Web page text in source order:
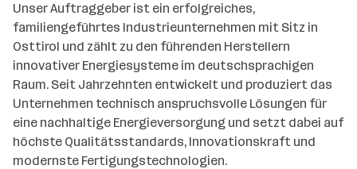
l
e
r
e
l
l
e
n
t
g
e
b
e
r
n
d
o
r
t
e
Unser Auftraggeber ist ein erfolgreiches,
familiengeführtes Industrieunternehmen mit Sitz in
Osttirol und zählt zu den führenden Herstellern
innovativer Energiesysteme im deutschsprachigen
Raum. Seit Jahrzehnten entwickelt und produziert das
Unternehmen technisch anspruchsvolle Lösungen für
eine nachhaltige Energieversorgung und setzt dabei auf
höchste Qualitätsstandards, Innovationskraft und
modernste Fertigungstechnologien.